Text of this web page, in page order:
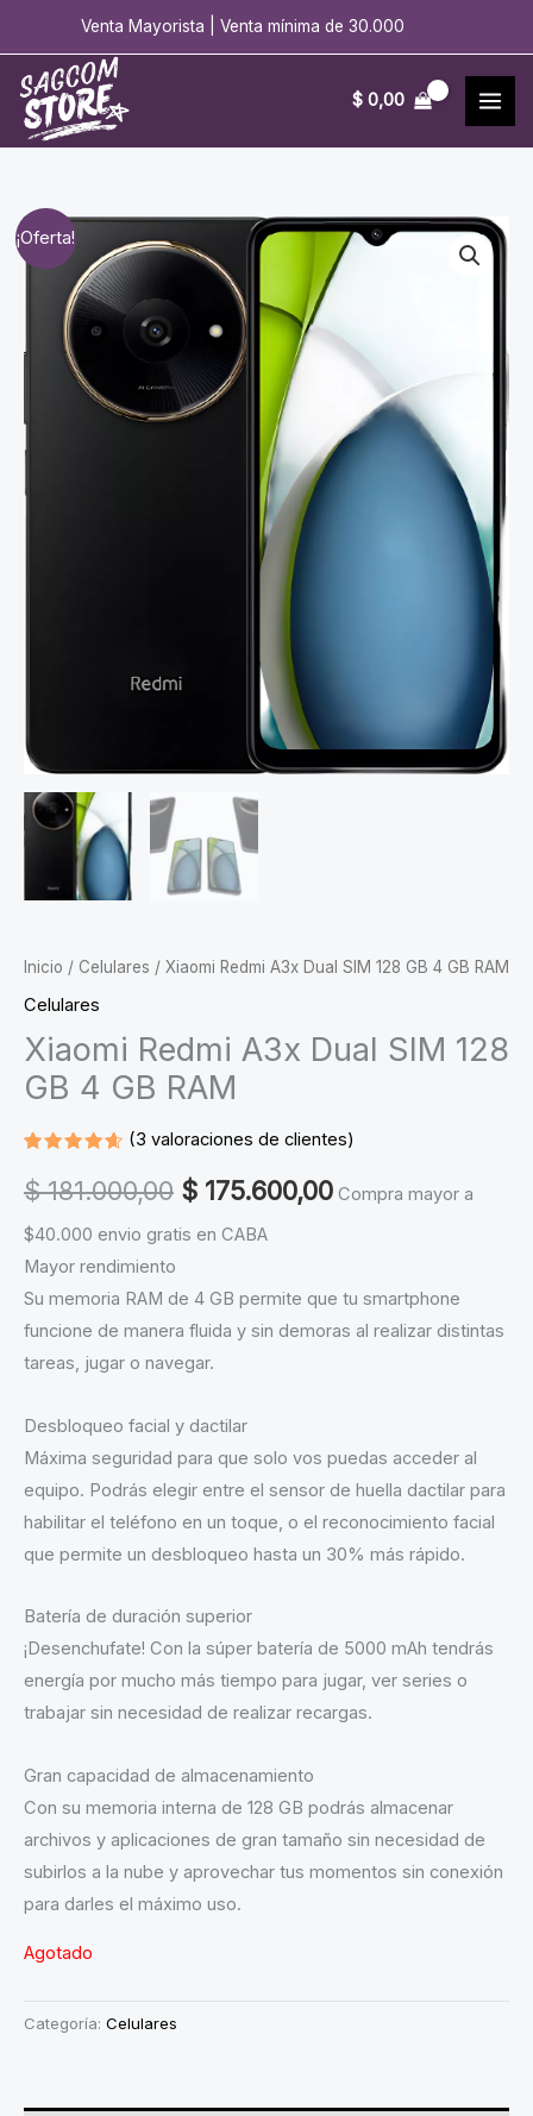
contenido
Venta Mayorista | Venta mínima de 30.000
$0,00
¡Oferta!
Inicio / Celulares / Xiaomi Redmi A3x Dual SIM 128 GB 4 GB RAM
Celulares
Xiaomi Redmi A3x Dual SIM 128
GB 4 GB RAM
4.67
sobre 5
en
puntuaciones
de
clientes
(3 valoraciones de clientes)
$181.000,00 Original
price
was:
$ 181.000,00.
$ 175.600,00Current
$ 175.600,00.
Compra mayor a
$40.000 envio gratis en CABA
Mayor rendimiento
Su memoria RAM de 4 GB permite que tu smartphone
funcione de manera fluida y sin demoras al realizar distintas
tareas, jugar o navegar.
Desbloqueo facial y dactilar
Máxima seguridad para que solo vos puedas acceder al
equipo. Podrás elegir entre el sensor de huella dactilar para
habilitar el teléfono en un toque, o el reconocimiento facial
que permite un desbloqueo hasta un 30% más rápido.
Batería de duración superior
¡Desenchufate! Con la súper batería de 5000 mAh tendrás
energía por mucho más tiempo para jugar, ver series o
trabajar sin necesidad de realizar recargas.
Gran capacidad de almacenamiento
Con su memoria interna de 128 GB podrás almacenar
archivos y aplicaciones de gran tamaño sin necesidad de
subirlos a la nube y aprovechar tus momentos sin conexión
para darles el máximo uso.
Agotado
Categoría: Celulares